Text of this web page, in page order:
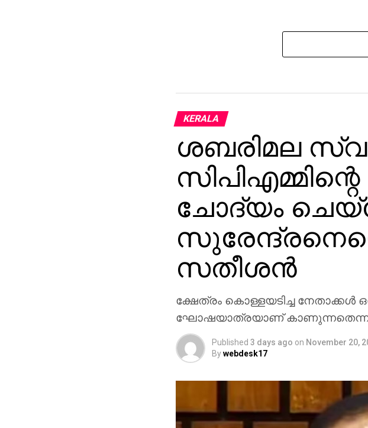
KERALA
ശബരിമല
ചോദ്യം
സതീശന്‍
ക്ഷേത്രം കൊള്ളയടിച്ച
ഘോഷയാത്രയാണ്
Published 3 days ago on November 20,
Bywebdesk17